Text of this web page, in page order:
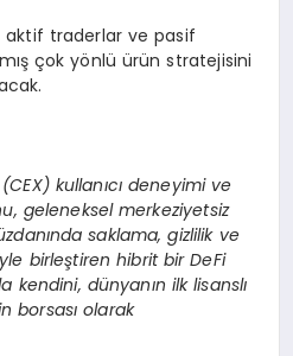
aktif traderlar ve pasif
çok yönlü ürün stratejisini
kullanıcı deneyimi ve
geleneksel merkeziyetsiz
saklama, gizlilik ve
birleştiren hibrit bir DeFi
kendini, dünyanın ilk lisanslı
borsası olarak